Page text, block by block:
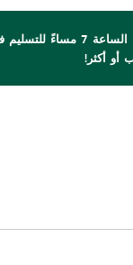
اطلب بحلول الساعة